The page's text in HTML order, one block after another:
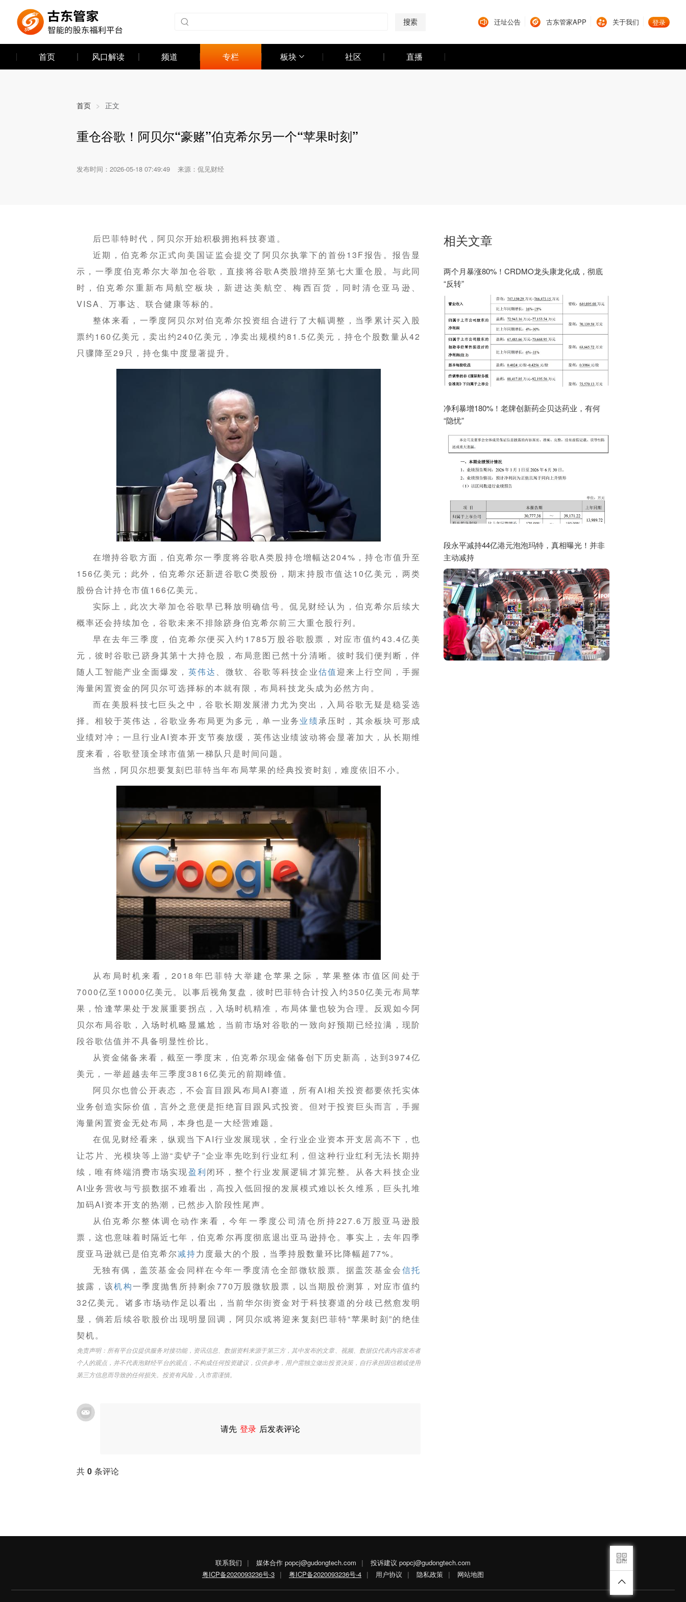
搜索 迁址公告 古东管家APP 关于我们 登录
首页 风口解读 频道 专栏 板块 社区 直播
首页 > 正文
重仓谷歌！阿贝尔“豪赌”伯克希尔另一个“苹果时刻”
发布时间： 2026-05-18 07:49:49 来源：侃见财经
后巴菲特时代，阿贝尔开始积极拥抱科技赛道。
近期，伯克希尔正式向美国证监会提交了阿贝尔执掌下的首份13F报告。报告显
示，一季度伯克希尔大举加仓谷歌，直接将谷歌A类股增持至第七大重仓股。与此同
时，伯克希尔重新布局航空板块，新进达美航空、梅西百货，同时清仓亚马逊、
VISA、万事达、联合健康等标的。
整体来看，一季度阿贝尔对伯克希尔投资组合进行了大幅调整，当季累计买入股
票约160亿美元，卖出约240亿美元，净卖出规模约81.5亿美元，持仓个股数量从42
只骤降至29只，持仓集中度显著提升。
在增持谷歌方面，伯克希尔一季度将谷歌A类股持仓增幅达204%，持仓市值升至
156亿美元；此外，伯克希尔还新进谷歌C类股份，期末持股市值达10亿美元，两类
股份合计持仓市值166亿美元。
实际上，此次大举加仓谷歌早已释放明确信号。侃见财经认为，伯克希尔后续大
概率还会持续加仓，谷歌未来不排除跻身伯克希尔前三大重仓股行列。
早在去年三季度，伯克希尔便买入约1785万股谷歌股票，对应市值约43.4亿美
元，彼时谷歌已跻身其第十大持仓股，布局意图已然十分清晰。彼时我们便判断，伴
随人工智能产业全面爆发， 英伟达 、微软、谷歌等科技企业估值迎来上行空间，手握
海量闲置资金的阿贝尔可选择标的本就有限，布局科技龙头成为必然方向。
而在美股科技七巨头之中，谷歌长期发展潜力尤为突出，入局谷歌无疑是稳妥选
择。相较于英伟达，谷歌业务布局更为多元，单一业务业绩承压时，其余板块可形成
业绩对冲；一旦行业AI资本开支节奏放缓，英伟达业绩波动将会显著加大，从长期维
度来看，谷歌登顶全球市值第一梯队只是时间问题。
当然，阿贝尔想要复刻巴菲特当年布局苹果的经典投资时刻，难度依旧不小。
从布局时机来看，2018年巴菲特大举建仓苹果之际，苹果整体市值区间处于
7000亿至10000亿美元。以事后视角复盘，彼时巴菲特合计投入约350亿美元布局苹
果，恰逢苹果处于发展重要拐点，入场时机精准，布局体量也较为合理。反观如今阿
贝尔布局谷歌，入场时机略显尴尬，当前市场对谷歌的一致向好预期已经拉满，现阶
段谷歌估值并不具备明显性价比。
从资金储备来看，截至一季度末，伯克希尔现金储备创下历史新高，达到3974亿
美元，一举超越去年三季度3816亿美元的前期峰值。
阿贝尔也曾公开表态，不会盲目跟风布局AI赛道，所有AI相关投资都要依托实体
业务创造实际价值，言外之意便是拒绝盲目跟风式投资。但对于投资巨头而言，手握
海量闲置资金无处布局，本身也是一大经营难题。
在侃见财经看来，纵观当下AI行业发展现状，全行业企业资本开支居高不下，也
让芯片、光模块等上游“卖铲子”企业率先吃到行业红利，但这种行业红利无法长期持
续，唯有终端消费市场实现盈利闭环，整个行业发展逻辑才算完整。从各大科技企业
AI业务营收与亏损数据不难看出，高投入低回报的发展模式难以长久维系，巨头扎堆
加码AI资本开支的热潮，已然步入阶段性尾声。
从伯克希尔整体调仓动作来看，今年一季度公司清仓所持227.6万股亚马逊股
票，这也意味着时隔近七年，伯克希尔再度彻底退出亚马逊持仓。事实上，去年四季
度亚马逊就已是伯克希尔减持力度最大的个股，当季持股数量环比降幅超77%。
无独有偶，盖茨基金会同样在今年一季度清仓全部微软股票。据盖茨基金会信托
披露，该机构一季度抛售所持剩余770万股微软股票，以当期股价测算，对应市值约
32亿美元。诸多市场动作足以看出，当前华尔街资金对于科技赛道的分歧已然愈发明
显，倘若后续谷歌股价出现明显回调，阿贝尔或将迎来复刻巴菲特“苹果时刻”的绝佳
契机。
免责声明：所有平台仅提供服务对接功能，资讯信息、数据资料来源于第三方，其中发布的文章、视频、数据仅代表内容发布者
个人的观点，并不代表泡财经平台的观点，不构成任何投资建议，仅供参考，用户需独立做出投资决策，自行承担因信赖或使用
第三方信息而导致的任何损失。投资有风险，入市需谨慎。
请先 登录 后发表评论
共 0 条评论
相关文章
两个月暴涨80%！CRDMO龙头康龙化成，彻底
“反转”
净利暴增180%！老牌创新药企贝达药业，有何
“隐忧”
段永平减持44亿港元泡泡玛特，真相曝光！并非
主动减持
联系我们 | 媒体合作 popcj@gudongtech.com |
投诉建议 popcj@gudongtech.com
粤ICP备2020093236号-3 | 粤ICP备2020093236号-4 | 用户协议 | 隐私政策 | 网站地图